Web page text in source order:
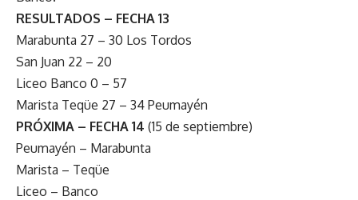
RESULTADOS – FECHA 13
Marabunta 27 – 30 Los Tordos
San Juan 22 – 20
Liceo Banco 0 – 57
Marista Teqüe 27 – 34 Peumayén
PRÓXIMA – FECHA 14 (15 de septiembre)
Peumayén – Marabunta
Marista – Teqüe
Liceo – Banco